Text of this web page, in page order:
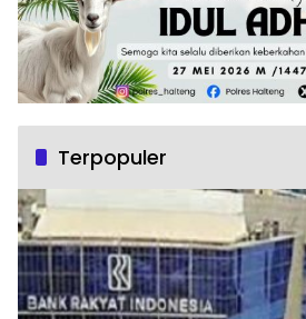
Terpopuler